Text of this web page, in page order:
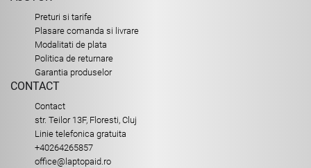
Preturi si tarife
Plasare comanda si livrare
Modalitati de plata
Politica de returnare
Garantia produselor
CONTACT
Contact
str. Teilor 13F, Floresti, Cluj
Linie telefonica gratuita
+40264265857
office@laptopaid.ro